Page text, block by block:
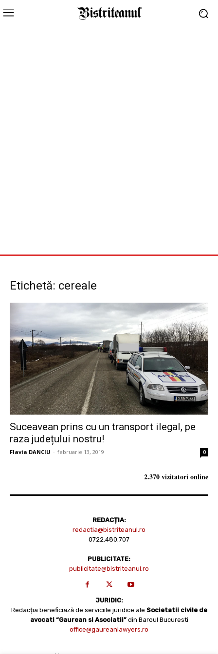
Etichetă: cereale
Suceavean prins cu un transport ilegal, pe
raza județului nostru!
Flavia DANCIU - februarie 13, 2019 0
2.370 vizitatori online
REDACȚIA:
redactia@bistriteanul.ro
0722.480.707
PUBLICITATE:
publicitate@bistriteanul.ro
JURIDIC:
Redacția beneficiază de serviciile juridice ale Societatii civile de
avocati “Gaurean si Asociatii” din Baroul Bucuresti
office@gaureanlawyers.ro